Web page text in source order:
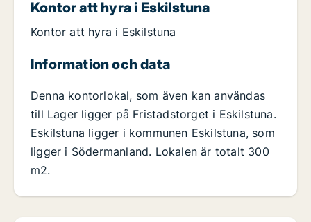
Kontor att hyra i Eskilstuna
Kontor att hyra i Eskilstuna
Information och data
Denna kontorlokal, som även kan användas
till Lager ligger på Fristadstorget i Eskilstuna.
Eskilstuna ligger i kommunen Eskilstuna, som
ligger i Södermanland. Lokalen är totalt 300
m2.